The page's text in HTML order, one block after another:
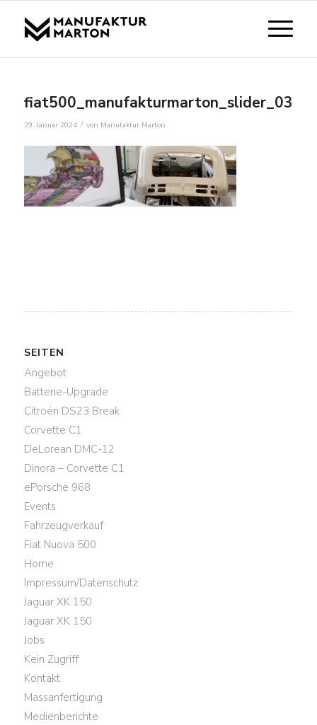
29. Januar 2024 / von Manufaktur Marton
SEITEN
Angebot
Batterie-Upgrade
Citroën DS23 Break
Corvette C1
DeLorean DMC-12
Dinora – Corvette C1
ePorsche 968
Events
Fahrzeugverkauf
Fiat Nuova 500
Home
Impressum/Datenschutz
Jaguar XK 150
Jaguar XK 150
Jobs
Kein Zugriff
Kontakt
Massanfertigung
Medienberichte